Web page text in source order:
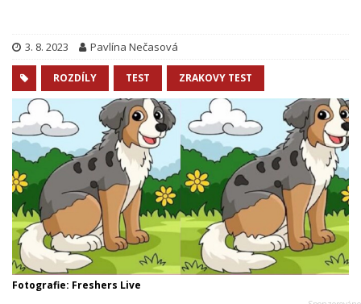
3. 8. 2023 Pavlína Nečasová
ROZDÍLY TEST ZRAKOVY TEST
Fotografie: Freshers Live